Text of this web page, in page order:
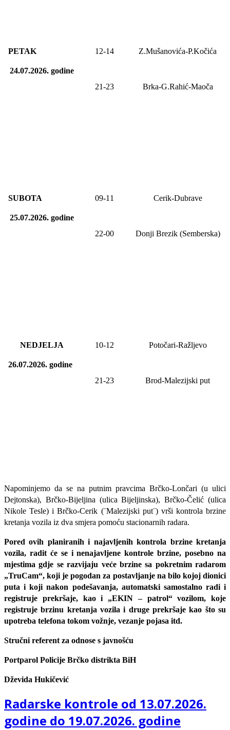
PETAK
24.07.2026.godine
12-14 Z.Mušanovića-P.Kočića
21-23 Brka-G.Rahić-Maoča
SUBOTA
25.07.2026.godine
09-1 1 Cerik-Dubrave
22-00 Donji Brezik (Semberska)
NEDJELJA
26.07.2026. godine
10-12 Potočari-Ražljevo
21-23 Brod-Malezijski put
Napominjemo da se na putnim pravcima Brčko-Lončari (u ulici
Dejtonska), Brčko-Bijeljina (ulica Bijeljinska), Brčko-Čelić (ulica
Nikole Tesle) i Brčko-Cerik (¨Malezijski put¨) vrši kontrola brzine
kretanja vozila iz dva smjera pomoću stacionarnih radara.
Pored ovih planiranih i najavljenih kontrola brzine kretanja
vozila, radit će se i nenajavljene kontrole brzine, posebno na
mjestima gdje se razvijaju veće brzine sa pokretnim radarom
„TruCam“, koji je pogodan za postavljanje na bilo kojoj dionici
puta i koji nakon podešavanja, automatski samostalno radi i
registruje prekršaje, kao i „EKIN – patrol“ vozilom, koje
registruje brzinu kretanja vozila i druge prekršaje kao što su
upotreba telefona tokom vožnje, vezanje pojasa itd.
Stručni referent za odnose s javnošću
Portparol Policije Brčko distrikta BiH
Dževida Hukičević
Radarske kontrole od 13.07.2026.
godine do 19.07.2026. godine